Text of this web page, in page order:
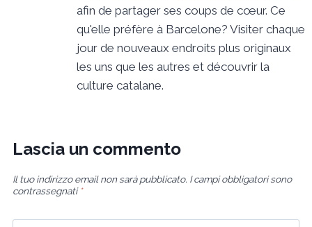
afin de partager ses coups de cœur. Ce
qu'elle préfère à Barcelone? Visiter chaque
jour de nouveaux endroits plus originaux
les uns que les autres et découvrir la
culture catalane.
Lascia un commento
Il tuo indirizzo email non sarà pubblicato. I campi obbligatori sono
contrassegnati *